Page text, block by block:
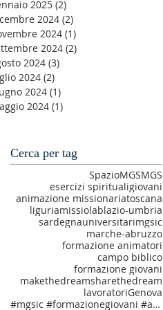
2025 (2)
2024 (2)
2024 (1)
2024 (2)
2024 (3)
2024 (2)
2024 (1)
2024 (1)
Cerca per tag
SpazioMGSMGS
esercizi spiritualigiovani
animazione missionariatoscana
liguriamissiolablazio-umbria
sardegnauniversitarimgsic
marche-abruzzo
formazione animatori
campo biblico
formazione giovani
makethedreamsharethedream
lavoratoriGenova
#mgsic #formazionegiovani #amatiechiamati #makethedream